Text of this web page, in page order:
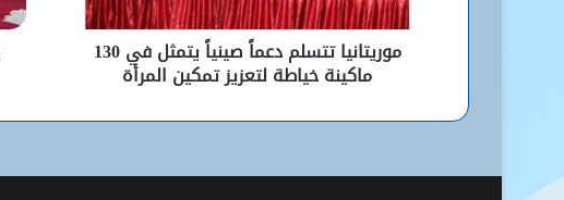
موريتانيا تتسلم دعماً صينياً يتمثل في 130
ماكينة خياطة لتعزيز تمكين المرأة